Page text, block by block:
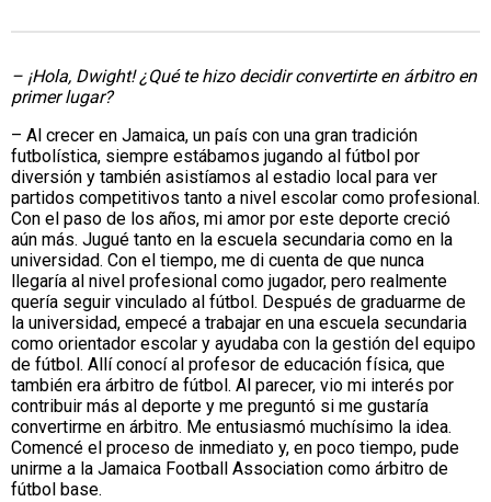
– ¡Hola, Dwight! ¿Qué te hizo decidir convertirte en árbitro en
primer lugar?
– Al crecer en Jamaica, un país con una gran tradición
futbolística, siempre estábamos jugando al fútbol por
diversión y también asistíamos al estadio local para ver
partidos competitivos tanto a nivel escolar como profesional.
Con el paso de los años, mi amor por este deporte creció
aún más. Jugué tanto en la escuela secundaria como en la
universidad. Con el tiempo, me di cuenta de que nunca
llegaría al nivel profesional como jugador, pero realmente
quería seguir vinculado al fútbol. Después de graduarme de
la universidad, empecé a trabajar en una escuela secundaria
como orientador escolar y ayudaba con la gestión del equipo
de fútbol. Allí conocí al profesor de educación física, que
también era árbitro de fútbol. Al parecer, vio mi interés por
contribuir más al deporte y me preguntó si me gustaría
convertirme en árbitro. Me entusiasmó muchísimo la idea.
Comencé el proceso de inmediato y, en poco tiempo, pude
unirme a la Jamaica Football Association como árbitro de
fútbol base.